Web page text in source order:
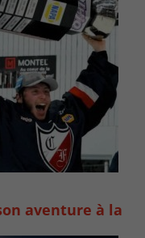
aventure à la